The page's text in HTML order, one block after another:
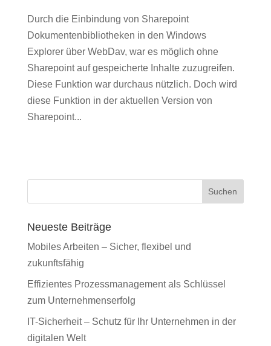
Durch die Einbindung von Sharepoint
Dokumentenbibliotheken in den Windows
Explorer über WebDav, war es möglich ohne
Sharepoint auf gespeicherte Inhalte zuzugreifen.
Diese Funktion war durchaus nützlich. Doch wird
diese Funktion in der aktuellen Version von
Sharepoint...
Suchen
Neueste Beiträge
Mobiles Arbeiten – Sicher, flexibel und
zukunftsfähig
Effizientes Prozessmanagement als Schlüssel
zum Unternehmenserfolg
IT-Sicherheit – Schutz für Ihr Unternehmen in der
digitalen Welt